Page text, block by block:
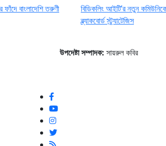
ফাঁদে বাংলাদেশি তরুণী
বিডিকলিং আইটি’র নতুন
ব্ল্যাকবোর্ড স্ট্র্যাটেজিস
উপদেষ্টা সম্পাদক: সায়রুল কবির